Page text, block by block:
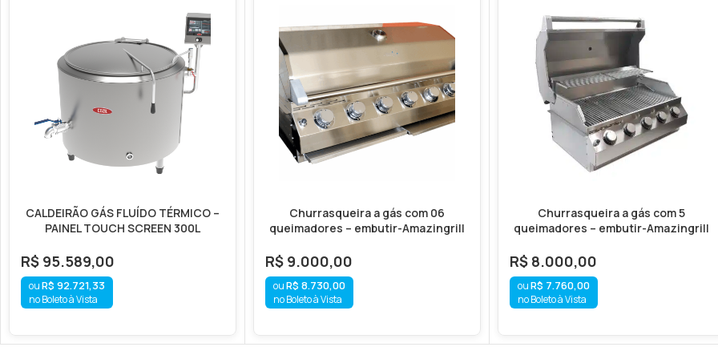
CALDEIRÃO GÁS FLUÍDO TÉRMICO –
PAINEL TOUCH SCREEN 300L
R$ 95.589,00
R$ 92.721,33
no Boleto à Vista
Churrasqueira a gás com 06
queimadores – embutir-Amazingrill
R$ 9.000,00
R$ 8.730,00
no Boleto à Vista
Churrasqueira a gás com 5
queimadores – embutir-Amazingrill
R$ 8.000,00
R$ 7.760,00
no Boleto à Vista